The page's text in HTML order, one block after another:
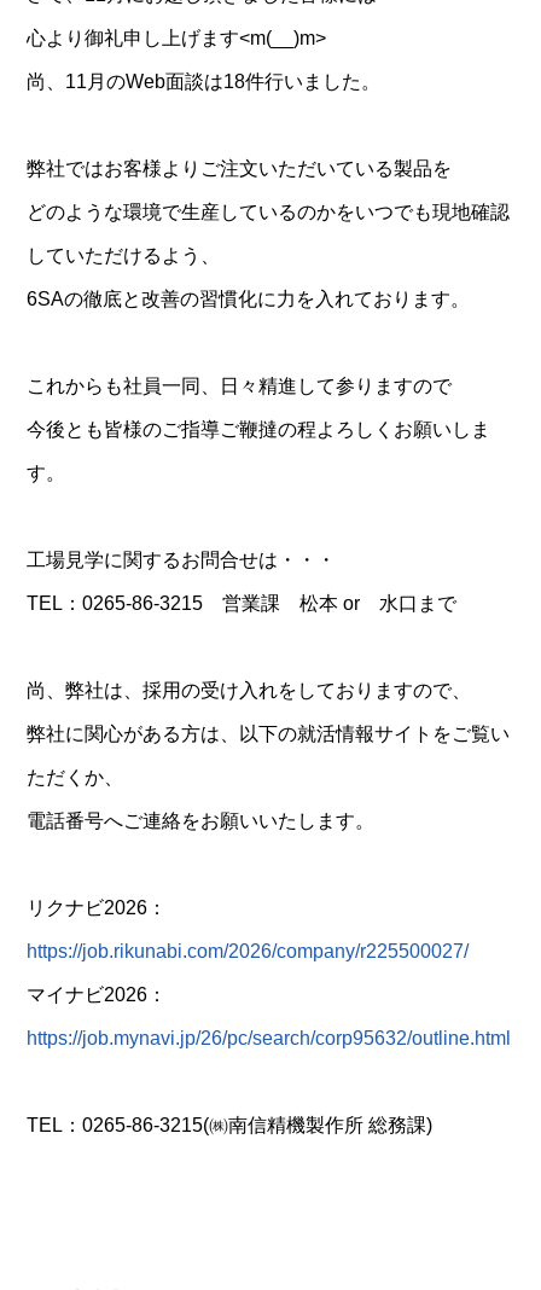
心より御礼申し上げます<m(__)m>
尚、11月のWeb面談は18件行いました。
弊社ではお客様よりご注文いただいている製品を
どのような環境で生産しているのかをいつでも現地確認
していただけるよう、
6SAの徹底と改善の習慣化に力を入れております。
これからも社員一同、日々精進して参りますので
今後とも皆様のご指導ご鞭撻の程よろしくお願いしま
す。
工場見学に関するお問合せは・・・
TEL：0265-86-3215 営業課 松本 or 水口まで
尚、弊社は、採用の受け入れをしておりますので、
弊社に関心がある方は、以下の就活情報サイトをご覧い
ただくか、
電話番号へご連絡をお願いいたします。
リクナビ2026：
https://job.rikunabi.com/2026/company/r225500027/
マイナビ2026：
https://job.mynavi.jp/26/pc/search/corp95632/outline.html
TEL：0265-86-3215(㈱南信精機製作所 総務課)